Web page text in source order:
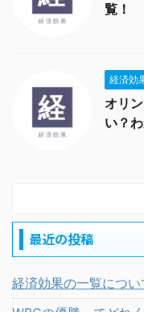
覧！
経済効
オリ
い？
最近の投稿
経済効果の一覧につい